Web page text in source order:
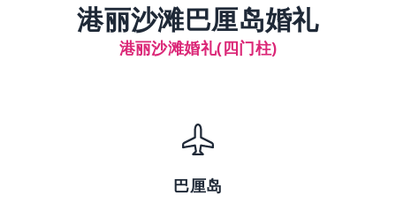
港丽沙滩巴厘岛婚礼
港丽沙滩婚礼(四门柱)
巴厘岛